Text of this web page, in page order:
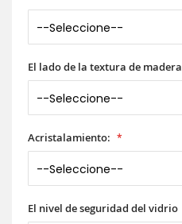
El lado de la textura de madera
Acristalamiento:
El nivel de seguridad del vidrio